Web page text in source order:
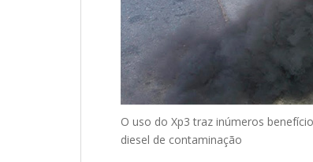
O uso do Xp3 traz inúmeros
diesel de contaminação